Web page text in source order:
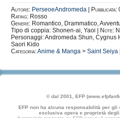
Autore: PerseoeAndromeda Pubblicata:
Rating: Rosso
Genere: Romantico, Drammatico,
Tipo di coppia: Shonen-ai, Yaoi |
Note:
Personaggi: Andromeda Shun, Cygnus
Saori Kido
Categoria:Anime & Manga > Saint Seiya
© dal 2001, EFP
EFP non ha alcuna responsabilità per
esclusiva opera e proprietà